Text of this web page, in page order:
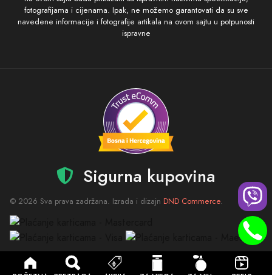
fotografijama i cijenama. Ipak, ne možemo garantovati da su sve
navedene informacije i fotografije artikala na ovom sajtu u potpunosti
ispravne
Sigurna kupovina
© 2026 Sva prava zadržana. Izrada i dizajn DND Commerce.